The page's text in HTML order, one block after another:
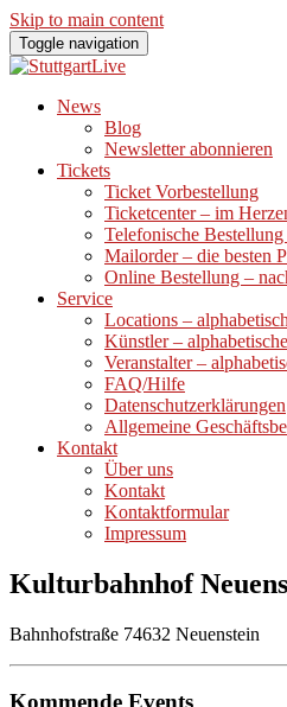
Skip to main content
Toggle navigation
News
Blog
Newsletter abonnieren
Tickets
Ticket Vorbestellung
Ticketcenter – im
Telefonische
Mailorder – die besten
Online Bestellung –
Service
Locations –
Künstler –
Veranstalter –
FAQ/Hilfe
Datenschutzerklärungen
Allgemeine
Kontakt
Über uns
Kontakt
Kontaktformular
Impressum
Kulturbahnhof
Bahnhofstraße 74632 Neuenstein
Kommende Events